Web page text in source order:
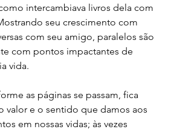
intercambiava livros dela com
seu crescimento com
com seu amigo, paralelos são
com pontos impactantes de
vida.
as páginas se passam, fica
valor e o sentido que damos aos
em nossas vidas; às vezes